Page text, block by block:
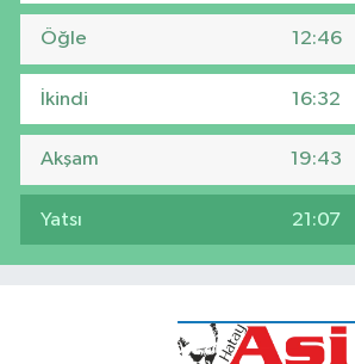
Öğle 12:46
İkindi 16:32
Akşam 19:43
Yatsı 21:07